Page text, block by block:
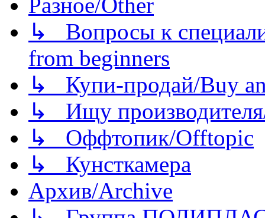
Разное/Other
↳ Вопросы к
from beginners
↳ Купи-продай/Buy
↳ Ищу
↳ Оффтопик/Offtopic
↳ Кунсткамера
Архив/Archive